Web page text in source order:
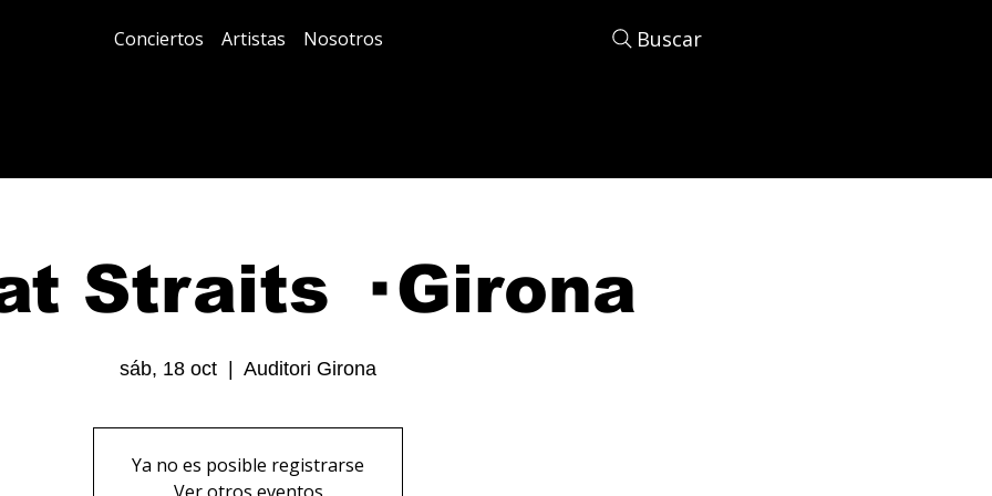
Conciertos Artistas Nosotros Buscar
Straits · Girona
sáb, 18 oct Auditori Girona
Ya no es posible registrarse